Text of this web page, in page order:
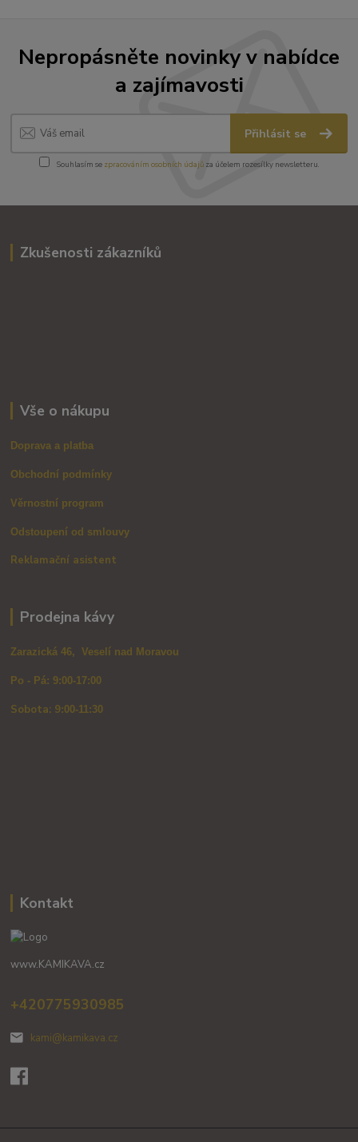
Nepropásněte novinky v nabídce
a zajímavosti
Přihlásit se
Souhlasím se zpracováním osobních údajůza účelem rozesílky newsletteru.
Zkušenosti zákazníků
Vše o nákupu
Doprava a platba
Obchodní podmínky
Věrnostní program
Odstoupení od smlouvy
Reklamační asistent
Prodejna kávy
Zarazická 46, Veselí nad Moravou
Po - Pá: 9:00-17:00
Sobota: 9:00-11:30
Kontakt
www.KAMIKAVA.cz
+420775930985
kami@kamikava.cz